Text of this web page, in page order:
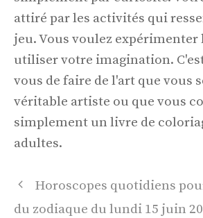
attiré par les activités qui
jeu. Vous voulez
utiliser votre imagination.
vous de faire de l'art que vous
véritable artiste ou que vous
simplement un livre de
adultes.
Navigation
des
Horoscopes quotidiens
du zodiaque du lundi 15 juin